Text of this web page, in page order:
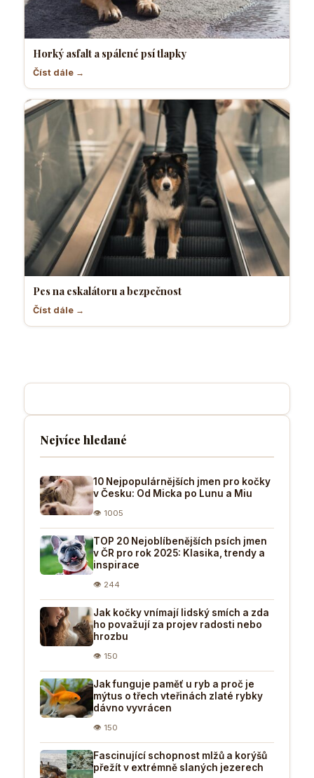
Horký asfalt a spálené psí tlapky
Číst dále →
Pes na eskalátoru a bezpečnost
Číst dále →
Nejvíce hledané
10 Nejpopulárnějších jmen pro kočky
v Česku: Od Micka po Lunu a Miu
👁 1005
TOP 20 Nejoblíbenějších psích jmen
v ČR pro rok 2025: Klasika, trendy a
inspirace
👁 244
Jak kočky vnímají lidský smích a zda
ho považují za projev radosti nebo
hrozbu
👁 150
Jak funguje paměť u ryb a proč je
mýtus o třech vteřinách zlaté rybky
dávno vyvrácen
👁 150
Fascinující schopnost mlžů a korýšů
přežít v extrémně slaných jezerech